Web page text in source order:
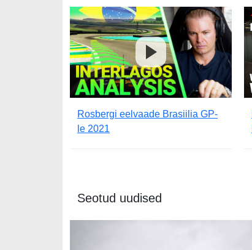
Rosbergi eelvaade Brasiilia GP-
le 2021
Seotud uudised